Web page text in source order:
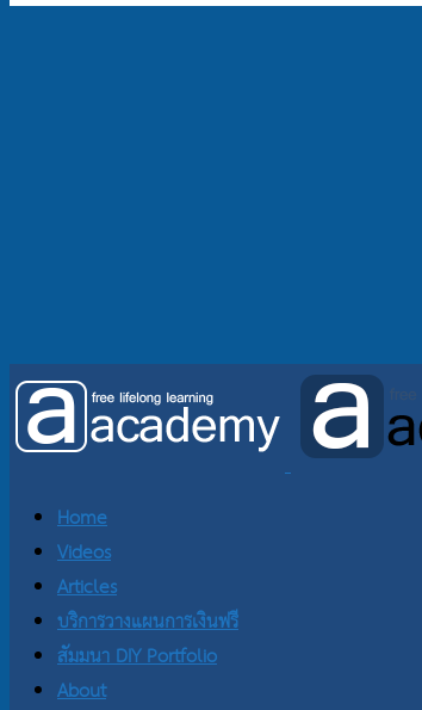
Home
Videos
Articles
บริการวางแผนการเงินฟรี
สัมมนา DIY Portfolio
About